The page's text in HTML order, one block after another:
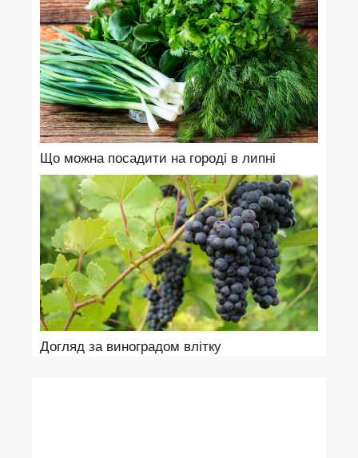
Що можна посадити на городі в липні
Догляд за виноградом влітку